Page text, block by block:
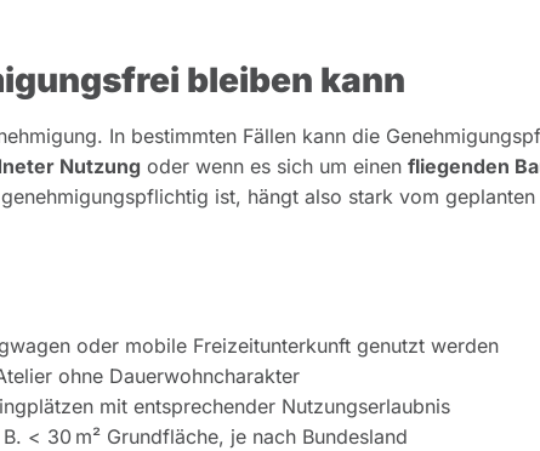
bleiben kann
In bestimmten Fällen kann die
Nutzung oder wenn es sich um einen fliegenden
ist, hängt also stark vom geplanten
oder mobile Freizeitunterkunft genutzt werden
ohne Dauerwohncharakter
mit entsprechender Nutzungserlaubnis
B. < 30 m² Grundfläche, je nach Bundesland